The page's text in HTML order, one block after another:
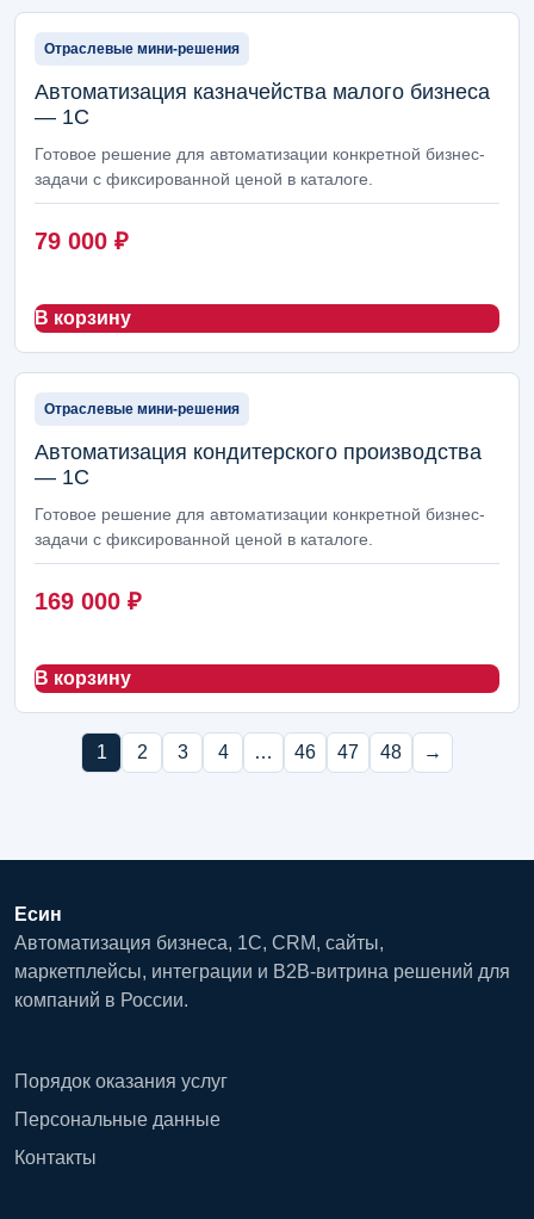
Отраслевые мини-решения
Автоматизация казначейства малого бизнеса
— 1С
Готовое решение для автоматизации конкретной бизнес-
задачи с фиксированной ценой в каталоге.
79 000 ₽
В корзину
Отраслевые мини-решения
Автоматизация кондитерского производства
— 1С
Готовое решение для автоматизации конкретной бизнес-
задачи с фиксированной ценой в каталоге.
169 000 ₽
В корзину
1 2 3 4 … 46 47 48 →
Есин
Автоматизация бизнеса, 1С, CRM, сайты,
маркетплейсы, интеграции и B2B-витрина решений для
компаний в России.
Порядок оказания услуг
Персональные данные
Контакты